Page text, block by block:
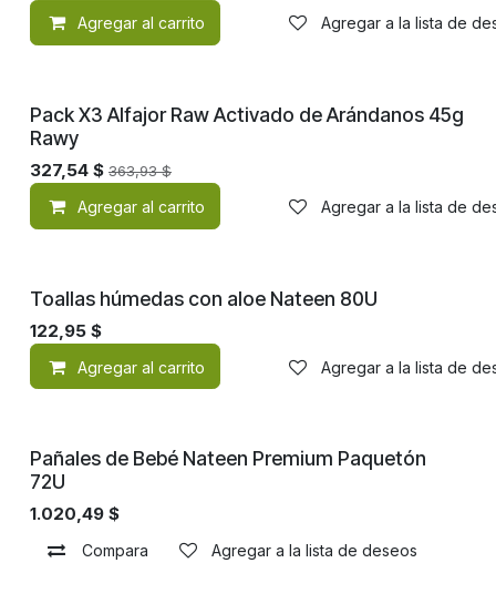
Agregar al carrito Agregar a la lista de
¡Nuevo!
Pack X3 Alfajor Raw Activado de Arándanos 45g
Rawy
327,54 $ 363,93$
Agregar al carrito Agregar a la lista de
¡Nuevo!
Toallas húmedas con aloe Nateen 80U
122,95 $
Agregar al carrito Agregar a la lista de
¡Nuevo!
Pañales de Bebé Nateen Premium Paquetón
72U
1.020,49 $
Compara Agregar a la lista de deseos